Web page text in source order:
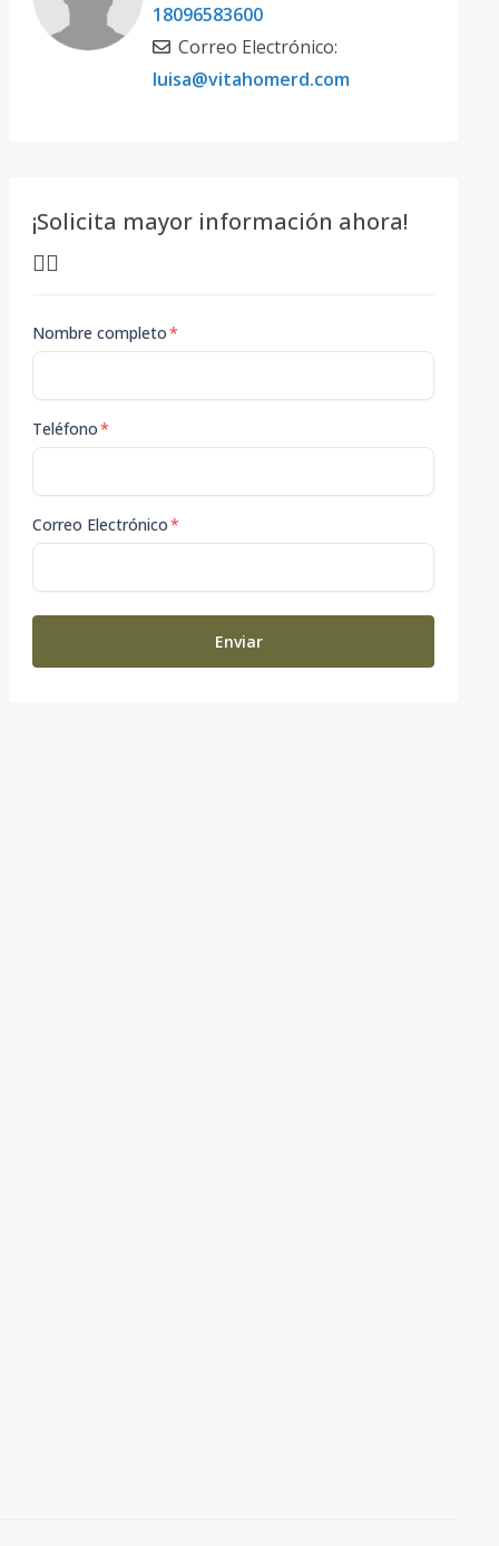
18096583600
Correo Electrónico:
luisa@vitahomerd.com
¡Solicita mayor información ahora!
👇🏽
Nombre completo*
Teléfono*
Correo Electrónico*
Enviar